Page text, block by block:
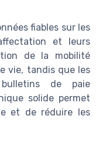
fiables sur les
et leurs
de la mobilité
vie, tandis que les
de paie
solide permet
et de réduire les